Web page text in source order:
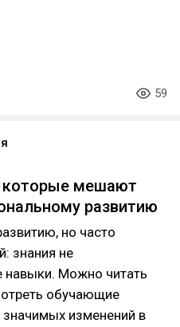
59
которые мешают
развитию
но часто
знания не
навыки. Можно читать
обучающие
значимых изменений в